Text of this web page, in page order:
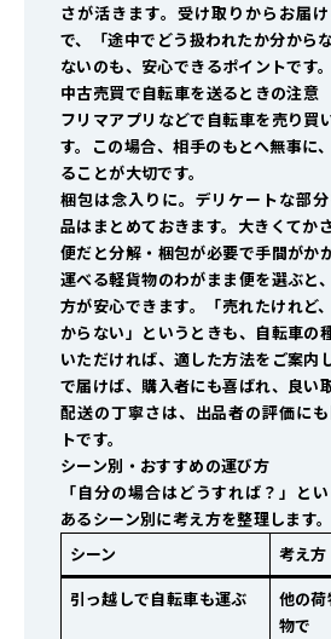
さが活きます。受け取りからお届
で、「途中でどう扱われたか分から
ないのも、安心できるポイントです。
中古売買で自転車を送るときの注意
フリマアプリなどで自転車を売り買
す。この場合、相手のもとへ無事に
ることが大切です。
梱包は念入りに。デリケートな部
品はまとめておきます。大きくてか
便だと分解・梱包が必要で手間がか
運べる軽貨物のわがまま便を選ぶと
方が安心できます。「売れたけれど
からない」というときも、自転車の
いただければ、適した方法をご案内
で届けば、購入者にも喜ばれ、良い
配送の丁寧さは、出品者の評価に
トです。
シーン別・おすすめの運び方
「自分の場合はどうすれば？」と
あるシーン別に考え方を整理します。
シーン
考え方
引っ越しで自転車も運ぶ
他の
物で